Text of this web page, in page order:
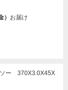
お届け
ー 370X3.0X45X